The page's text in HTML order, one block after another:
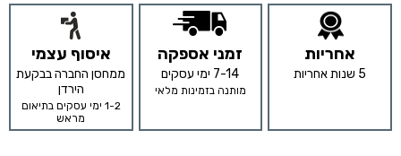
אחריות
5 שנות אחריות
זמני אספקה
7-14 ימי עסקים
מותנה בזמינות מלאי
איסוף עצמי
ממחסן החברה בבקעת
הירדן
1-2 ימי עסקים בתיאום
מראש